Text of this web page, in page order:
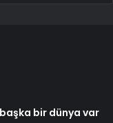
bir dünya var